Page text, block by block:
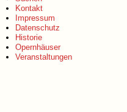
Kontakt
Impressum
Datenschutz
Historie
Opernhäuser
Veranstaltungen